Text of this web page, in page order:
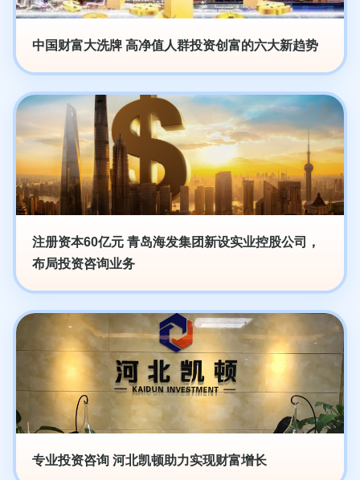
中国财富大洗牌 高净值人群投资创富的六大新趋势
注册资本60亿元 青岛海发集团新设实业控股公司，
布局投资咨询业务
专业投资咨询 河北凯顿助力实现财富增长